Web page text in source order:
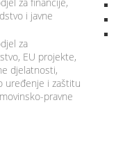
i javne
za
EU projekte,
djelatnosti,
uređenje i zaštitu
pravne